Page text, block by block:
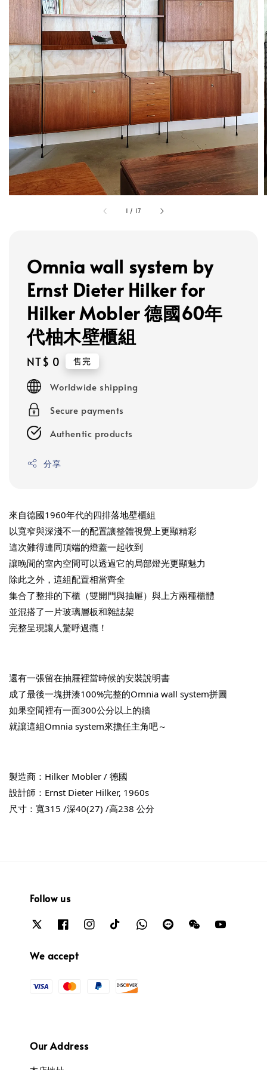
1 / 17
Omnia wall system by
Ernst Dieter Hilker for
Hilker Mobler 德國60年
代柚木壁櫃組
Regular
price
NT$ 0 售完
Worldwide shipping
Secure payments
Authentic products
分享
來自德國1960年代的四排落地壁櫃組
以寬窄與深淺不一的配置讓整體視覺上更顯精彩
這次難得連同頂端的燈蓋一起收到
讓晚間的室內空間可以透過它的局部燈光更顯魅力
除此之外，這組配置相當齊全
集合了整排的下櫃（雙開門與抽屜）與上方兩種櫃體
並混搭了一片玻璃層板和雜誌架
完整呈現讓人驚呼過癮！
還有一張留在抽屜裡當時候的安裝說明書
成了最後一塊拼湊100%完整的Omnia wall system拼圖
如果空間裡有一面300公分以上的牆
就讓這組Omnia system來擔任主角吧～
製造商：Hilker Mobler / 德國
設計師：Ernst Dieter Hilker, 1960s
尺寸：寬315 /深40(27) /高238 公分
Follow us
We accept
Our Address